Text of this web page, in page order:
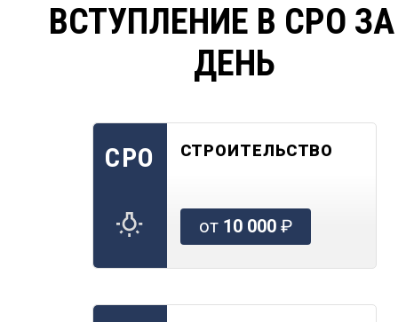
ВСТУПЛЕНИЕ В СРО
ДЕНЬ
СРО СТРОИТЕЛЬСТВО
от 10 000₽